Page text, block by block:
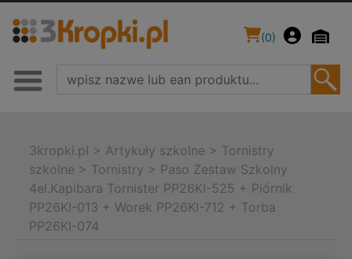
(0)
3kropki.pl > Artykuły szkolne > Tornistry
szkolne > Tornistry > Paso Zestaw Szkolny
4el.Kapibara Tornister PP26KI-525 + Piórnik
PP26KI-013 + Worek PP26KI-712 + Torba
PP26KI-074